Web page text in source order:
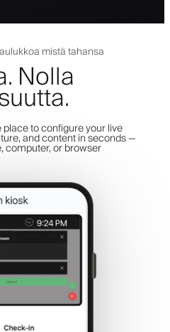
mistä tahansa
Nolla
to configure your live
and content in seconds —
computer, or browser